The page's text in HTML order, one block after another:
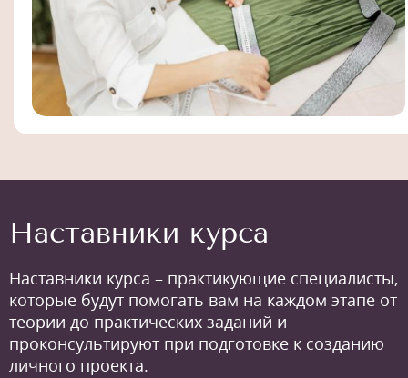
Наставники курса
Наставники курса – практикующие специалисты,
которые будут помогать вам на каждом этапе от
теории до практических заданий и
проконсультируют при подготовке к созданию
личного проекта.